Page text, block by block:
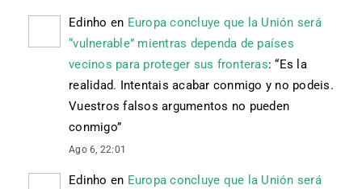
Edinho en Europa concluye que la Unión será
“vulnerable” mientras dependa de países
vecinos para proteger sus fronteras: “Es la
realidad. Intentais acabar conmigo y no podeis.
Vuestros falsos argumentos no pueden
conmigo”
Ago 6, 22:01
Edinho en Europa concluye que la Unión será